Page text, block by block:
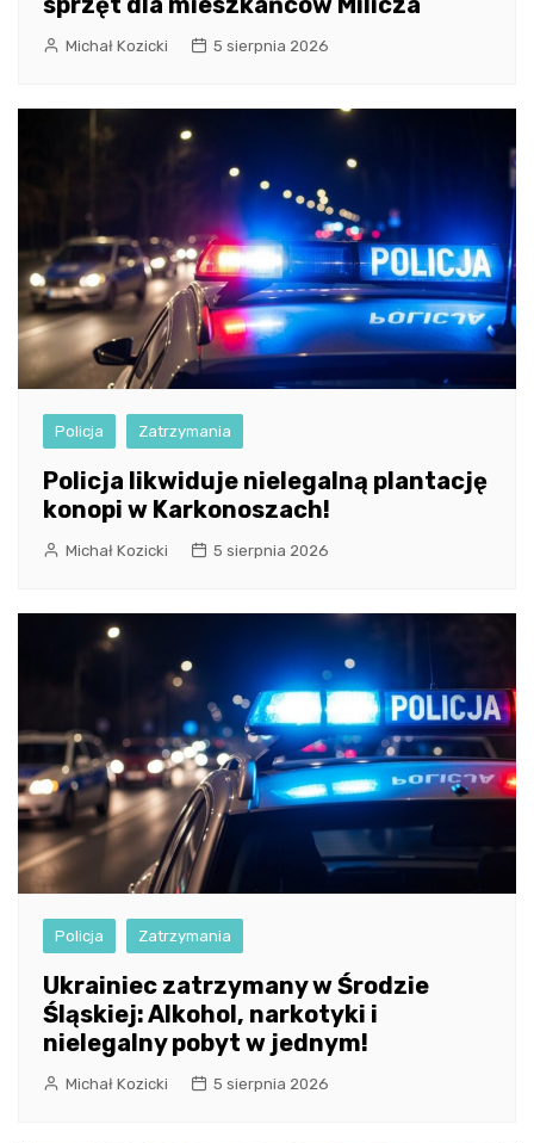
Michał Kozicki 5 sierpnia 2026
Policja Zatrzymania
Policja likwiduje nielegalną plantację
konopi w Karkonoszach!
Michał Kozicki 5 sierpnia 2026
Policja Zatrzymania
Ukrainiec zatrzymany w Środzie
Śląskiej: Alkohol, narkotyki i
nielegalny pobyt w jednym!
Michał Kozicki 5 sierpnia 2026